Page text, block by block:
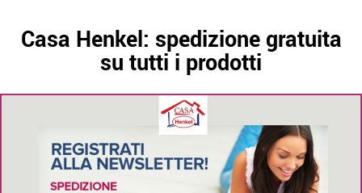
Casa Henkel: spedizione gratuita
su tutti i prodotti